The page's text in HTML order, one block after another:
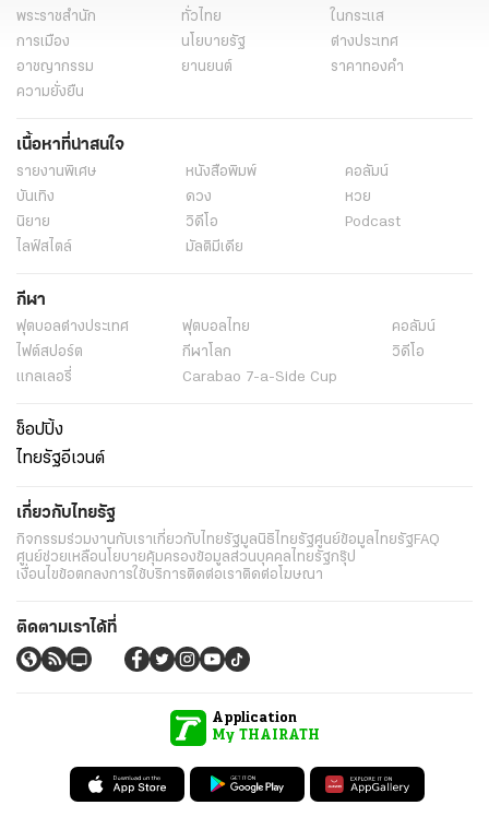
พระราชสำนัก ทั่วไทย
ในกระแส
การเมือง
นโยบายรัฐ
ต่างประเทศ
อาชญากรรม
ยานยนต์
ราคาทองคำ
ความยั่งยืน
เนื้อหาที่น่าสนใจ
รายงานพิเศษ หนังสือพิมพ์
คอลัมน์
บันเทิง
ดวง
หวย
นิยาย
วิดีโอ
Podcast
ไลฟ์สไตล์
มัลติมีเดีย
กีฬา
ฟุตบอลต่่างประเทศ ฟุตบอลไทย
คอลัมน์
ไฟต์สปอร์ต
กีฬาโลก
วิดีโอ
แกลเลอรี่
Carabao 7-a-Side Cup
ช็อปปิ้ง
ไทยรัฐอีเวนต์
เกี่ยวกับไทยรัฐ
กิจกรรมร่วมงานกับเราเกี่ยวกับไทยรัฐมูลนิธิไทยรัฐศูนย์ข้อมูลไทยรัฐFAQ
ศูนย์ช่วยเหลือนโยบายคุ้มครองข้อมูลส่วนบุคคลไทยรัฐกรุ๊ป
เงื่อนไขข้อตกลงการใช้บริการติดต่อเราติดต่อโฆษณา
ติดตามเราได้ที่
Application
My THAIRATH